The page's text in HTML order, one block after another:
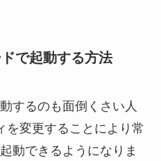
で起動する方法
するのも面倒くさい人
を変更することにより常
動できるようになりま